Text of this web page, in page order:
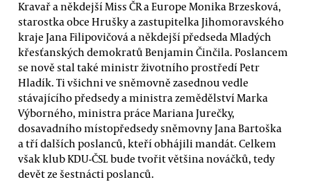
Kravař a někdejší Miss ČR a Europe Monika Brzesková,
starostka obce Hrušky a zastupitelka Jihomoravského
kraje Jana Filipovičová a někdejší předseda Mladých
křesťanských demokratů Benjamin Činčila. Poslancem
se nově stal také ministr životního prostředí Petr
Hladík. Ti všichni ve sněmovně zasednou vedle
stávajícího předsedy a ministra zemědělství Marka
Výborného, ministra práce Mariana Jurečky,
dosavadního místopředsedy sněmovny Jana Bartoška
a tří dalších poslanců, kteří obhájili mandát. Celkem
však klub KDU-ČSL bude tvořit většina nováčků, tedy
devět ze šestnácti poslanců.